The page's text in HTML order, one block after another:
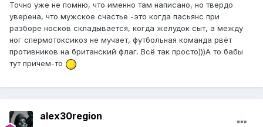
Точно уже не помню, что именно там написано, но твердо
уверена, что мужское счастье -это когда пасьянс при
разборе носков складывается, когда желудок сыт, а между
ног спермотоксикоз не мучает, футбольная команда рвёт
противников на британский флаг. Всё так просто)))А то бабы
тут причем-то
alex30region